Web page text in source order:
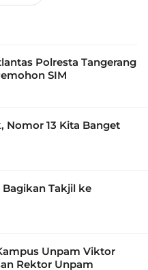
Polresta Tangerang
SIM
Nomor 13 Kita Banget
Bagikan Takjil ke
Unpam Viktor
Rektor Unpam